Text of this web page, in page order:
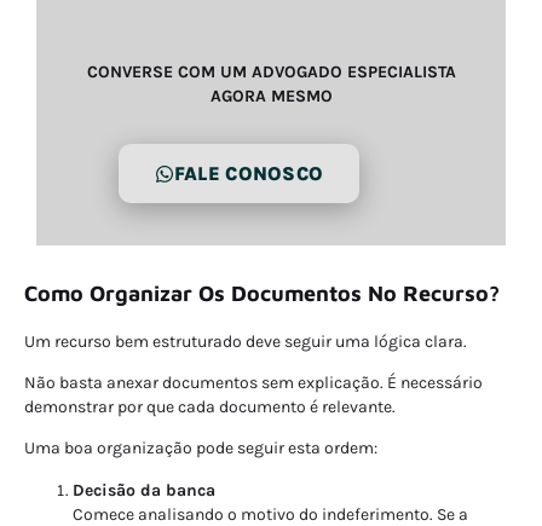
CONVERSE COM UM ADVOGADO ESPECIALISTA
AGORA MESMO
FALE CONOSCO
Como Organizar Os Documentos No Recurso?
Um recurso bem estruturado deve seguir uma lógica clara.
Não basta anexar documentos sem explicação. É necessário
demonstrar por que cada documento é relevante.
Uma boa organização pode seguir esta ordem:
Decisão da banca
Comece analisando o motivo do indeferimento. Se a